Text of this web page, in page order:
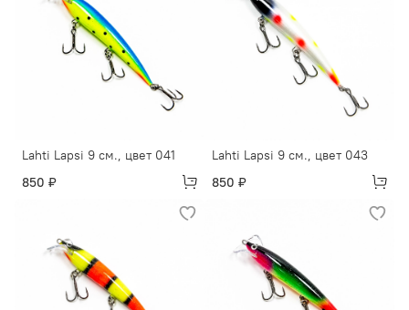
Lahti Lapsi 9 см., цвет 041
850 ₽
Lahti Lapsi 9 см., цвет 043
850 ₽